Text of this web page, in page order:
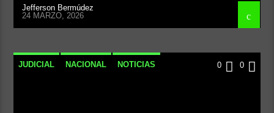
Jefferson Bermúdez
24 MARZO, 2026
JUDICIAL NACIONAL NOTICIAS 0 0